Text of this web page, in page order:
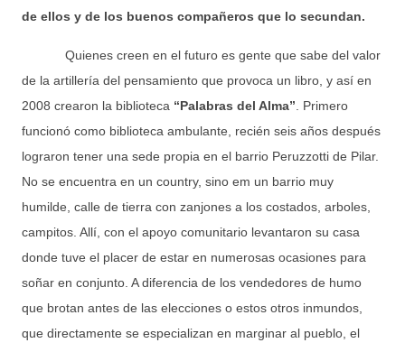
de ellos y de los buenos compañeros que lo secundan.
Quienes creen en el futuro es gente que sabe del valor
de la artillería del pensamiento que provoca un libro, y así en
2008 crearon la biblioteca “Palabras del Alma”. Primero
funcionó como biblioteca ambulante, recién seis años después
lograron tener una sede propia en el barrio Peruzzotti de Pilar.
No se encuentra en un country, sino em un barrio muy
humilde, calle de tierra con zanjones a los costados, arboles,
campitos. Allí, con el apoyo comunitario levantaron su casa
donde tuve el placer de estar en numerosas ocasiones para
soñar en conjunto. A diferencia de los vendedores de humo
que brotan antes de las elecciones o estos otros inmundos,
que directamente se especializan en marginar al pueblo, el